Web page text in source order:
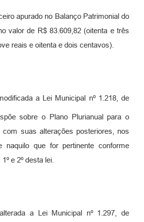
apurado no Balanço Patrimonial do
valor de R$ 83.609,82 (oitenta e três
reais e oitenta e dois centavos).
a Lei Municipal nº 1.218, de
sobre o Plano Plurianual para o
com suas alterações posteriores, nos
naquilo que for pertinente conforme
e 2º desta lei.
a Lei Municipal nº 1.297, de